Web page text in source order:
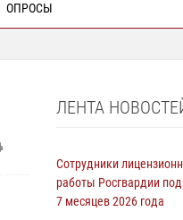
ОПРОСЫ
ЛЕНТА
Сотрудники
работы Росгвардии
7 месяцев 2026 года